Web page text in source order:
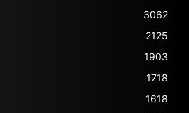
3062
2125
1903
1718
1618